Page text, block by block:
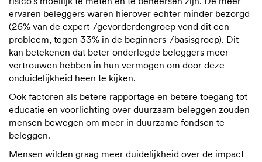
ervaren beleggers waren hierover echter minder bezorgd
(26% van de expert-/gevorderdengroep vond dit een
probleem, tegen 33% in de beginners-/basisgroep). Dit
kan betekenen dat beter onderlegde beleggers meer
vertrouwen hebben in hun vermogen om door deze
onduidelijkheid heen te kijken.
Ook factoren als betere rapportage en betere toegang tot
educatie en voorlichting over duurzaam beleggen zouden
mensen bewegen om meer in duurzame fondsen te
beleggen.
Mensen wilden graag meer duidelijkheid over de impact